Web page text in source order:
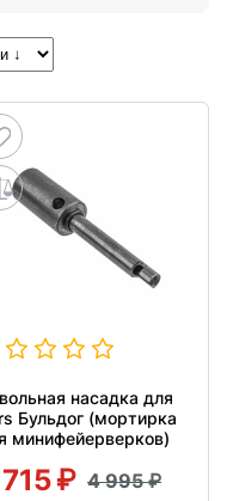
насадка для
Бульдог (мортирка
минифейерверков)
4 995